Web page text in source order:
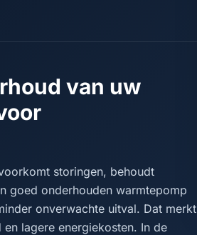
van uw
storingen, behoudt
goed onderhouden warmtepomp
onverwachte uitval. Dat merkt
lagere energiekosten. In de